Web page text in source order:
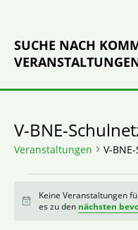
SUCHE NACH
V-BNE-
Veranstaltungen V-
Hinweis
Keine Veranstaltungen
es zu den nächsten